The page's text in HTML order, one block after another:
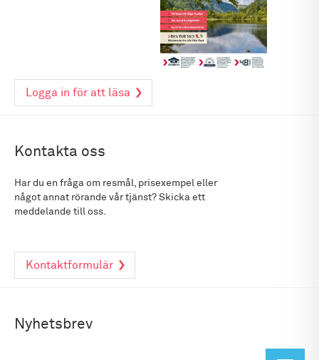
Logga in för att läsa
Kontakta oss
Har du en fråga om resmål, prisexempel eller
något annat rörande vår tjänst? Skicka ett
meddelande till oss.
Kontaktformulär
Nyhetsbrev